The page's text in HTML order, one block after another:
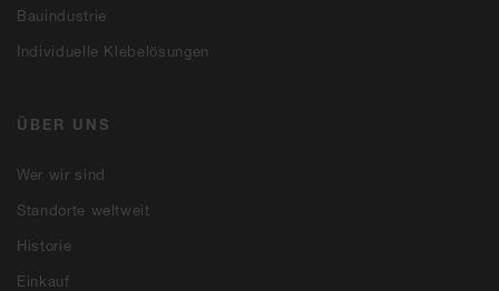
Bauindustrie
Individuelle Klebelösungen
ÜBER UNS
Wer wir sind
Standorte weltweit
Historie
Einkauf